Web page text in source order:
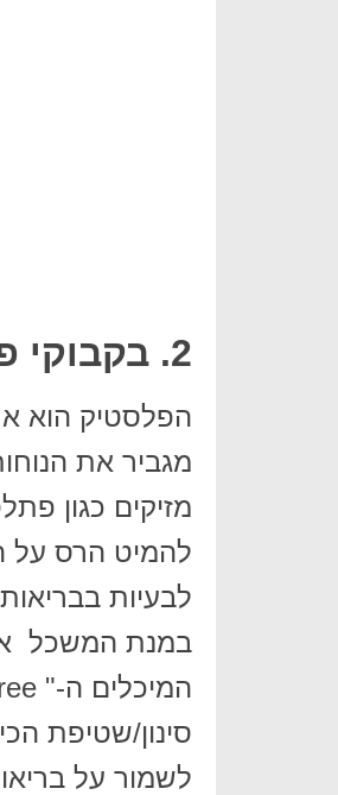
2. בקבוקי פלסטיק ומיכלים
הפלסטיק הוא
מגביר את
להמיט הרס על
לבעיות
במנת המשכל
סינון/שטיפת
לשמור על